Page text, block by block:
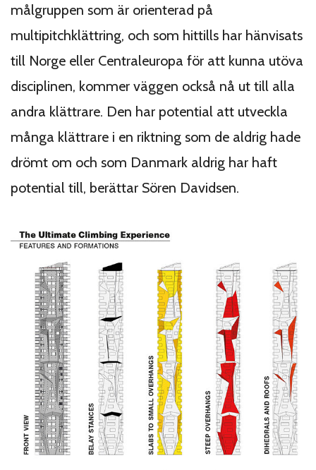
målgruppen som är orienterad på
multipitchklättring, och som hittills har hänvisats
till Norge eller Centraleuropa för att kunna utöva
disciplinen, kommer väggen också nå ut till alla
andra klättrare. Den har potential att utveckla
många klättrare i en riktning som de aldrig hade
drömt om och som Danmark aldrig har haft
potential till, berättar Sören Davidsen.